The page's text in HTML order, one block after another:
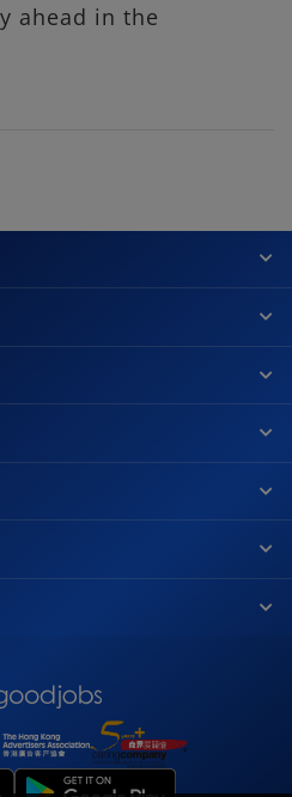
ahead in the